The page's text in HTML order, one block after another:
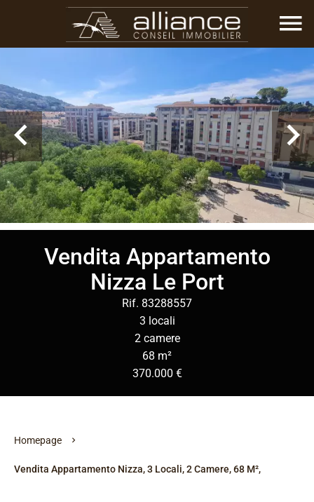
Vendita Appartamento
Nizza Le Port
Rif. 83288557
3 locali
2 camere
68 m²
370.000 €
Homepage
Vendita Appartamento Nizza, 3 Locali, 2 Camere, 68 M²,